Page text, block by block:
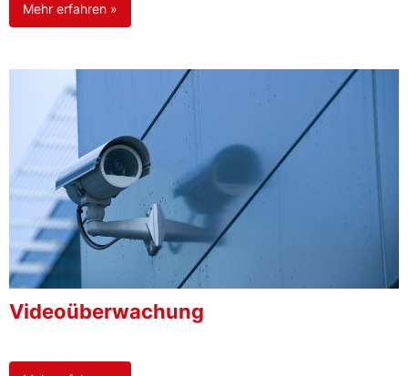
Mehr erfahren »
Videoüberwachung